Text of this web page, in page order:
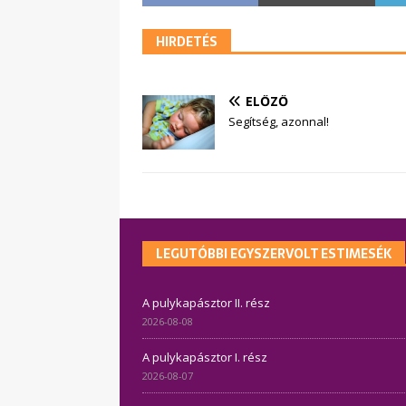
HIRDETÉS
ELŐZŐ
Segítség, azonnal!
LEGUTÓBBI EGYSZERVOLT ESTIMESÉK
A pulykapásztor II. rész
2026-08-08
A pulykapásztor I. rész
2026-08-07